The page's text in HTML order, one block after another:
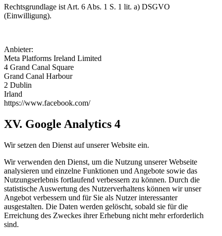
Rechtsgrundlage ist Art. 6 Abs. 1 S. 1 lit. a) DSGVO
(Einwilligung).
Anbieter:
Meta Platforms Ireland Limited
4 Grand Canal Square
Grand Canal Harbour
2 Dublin
Irland
https://www.facebook.com/
XV. Google Analytics 4
Wir setzen den Dienst auf unserer Website ein.
Wir verwenden den Dienst, um die Nutzung unserer Webseite
analysieren und einzelne Funktionen und Angebote sowie das
Nutzungserlebnis fortlaufend verbessern zu können. Durch die
statistische Auswertung des Nutzerverhaltens können wir unser
Angebot verbessern und für Sie als Nutzer interessanter
ausgestalten. Die Daten werden gelöscht, sobald sie für die
Erreichung des Zweckes ihrer Erhebung nicht mehr erforderlich
sind.